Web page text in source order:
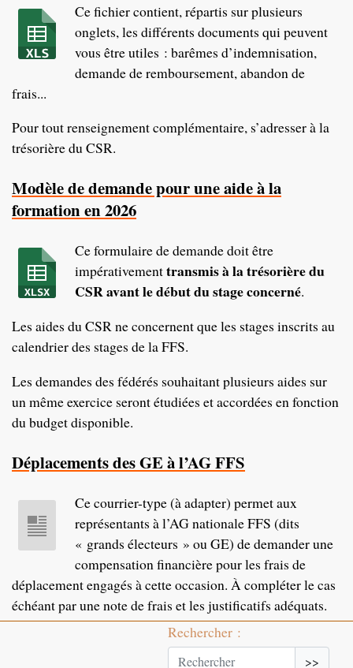
Ce fichier contient, répartis sur plusieurs
onglets, les différents documents qui peuvent
vous être utiles : barêmes d’indemnisation,
demande de remboursement, abandon de
frais...
Pour tout renseignement complémentaire, s’adresser à la
trésorière du CSR.
Modèle de demande pour une aide à la
formation en 2026
Ce formulaire de demande doit être
impérativementtransmis à la trésorière du
CSR avant le début du stage concerné.
Les aides du CSR ne concernent que les stages inscrits au
calendrier des stages de la FFS.
Les demandes des fédérés souhaitant plusieurs aides sur
un même exercice seront étudiées et accordées en fonction
du budget disponible.
Déplacements des GE à l’AG FFS
Ce courrier-type (à adapter) permet aux
représentants à l’AG nationale FFS (dits
« grands électeurs » ou GE) de demander une
compensation financière pour les frais de
déplacement engagés à cette occasion. À compléter le cas
échéant par une note de frais et les justificatifs adéquats.
Rechercher :
>>